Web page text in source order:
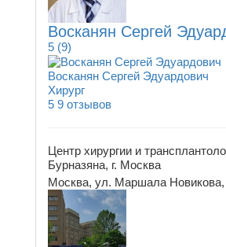
Восканян Сергей
5 (9)
Восканян Сергей Эдуардович
Хирург
5 9 отзывов
Центр хирургии и
Бурназяна, г. Москва
Москва, ул. Маршала Новикова,